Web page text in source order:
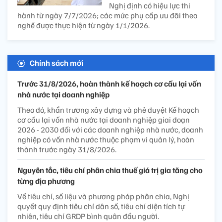
Nghị định có hiệu lực thi
hành từ ngày 7/7/2026; các mức phụ cấp ưu đãi theo
nghề được thực hiện từ ngày 1/1/2026.
Chính sách mới
Trước 31/8/2026, hoàn thành kế hoạch cơ cấu lại vốn
nhà nước tại doanh nghiệp
Theo đó, khẩn trương xây dựng và phê duyệt Kế hoạch
cơ cấu lại vốn nhà nước tại doanh nghiệp giai đoạn
2026 - 2030 đối với các doanh nghiệp nhà nước, doanh
nghiệp có vốn nhà nước thuộc phạm vi quản lý, hoàn
thành trước ngày 31/8/2026.
Nguyên tắc, tiêu chí phân chia thuế giá trị gia tăng cho
từng địa phương
Về tiêu chí, số liệu và phương pháp phân chia, Nghị
quyết quy định tiêu chí dân số, tiêu chí diện tích tự
nhiên, tiêu chí GRDP bình quân đầu người.